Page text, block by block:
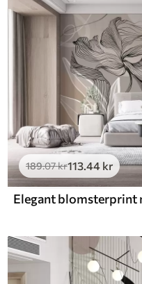
189.07kr113.44 kr